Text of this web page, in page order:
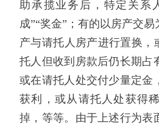
助承揽业务后，特定关系
成”“奖金”；有的以房产交
产与请托人房产进行置换，
托人但收到房款后仍长期占
或在请托人处交付少量定金
获利，或从请托人处获得
掉，等等。由于上述行为表